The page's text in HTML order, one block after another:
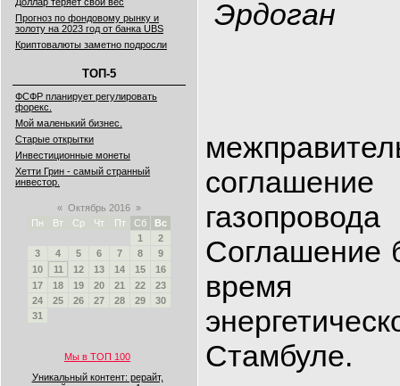
Прогноз по фондовому рынку и
золоту на 2023 год от банка UBS
Криптовалюты заметно подросли
ТОП-5
ФСФР планирует регулировать
форекс.
Мой маленький бизнес.
Старые открытки
Инвестиционные монеты
Хетти Грин - самый странный
инвестор.
« Октябрь 2016 »
Пн
Вт Ср Чт Пт Сб
Вс
1
2
3
4 5 6 7 8
9
10
11 12 13 14 15
16
17
18 19 20 21 22
23
24
25 26 27 28 29
30
31
Мы в ТОП 100
Уникальный контент: рерайт,
газопровода
Соглашение
время
Стамбуле.